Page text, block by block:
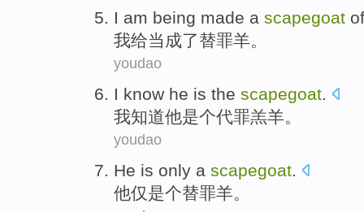
I am being made a scapegoat
我给当成了替罪羊。
youdao
I know he is the scapegoat.
我知道他是个代罪羔羊。
youdao
He is only a scapegoat.
他仅是个替罪羊。